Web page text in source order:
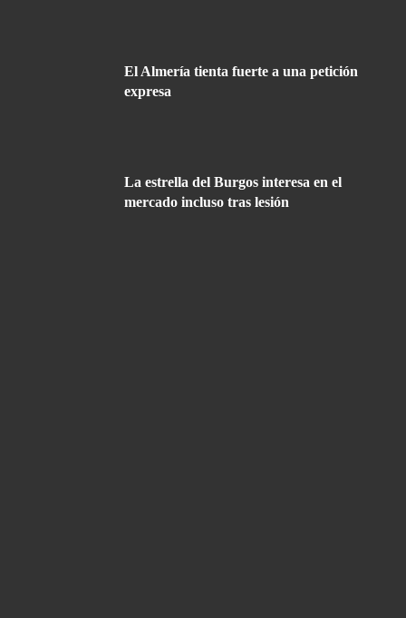
El Almería tienta fuerte a una petición
expresa
La estrella del Burgos interesa en el
mercado incluso tras lesión